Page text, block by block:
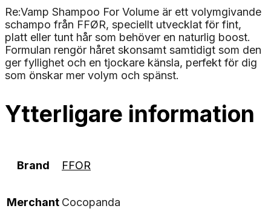
Re:Vamp Shampoo For Volume är ett volymgivande
schampo från FFØR, speciellt utvecklat för fint,
platt eller tunt hår som behöver en naturlig boost.
Formulan rengör håret skonsamt samtidigt som den
ger fyllighet och en tjockare känsla, perfekt för dig
som önskar mer volym och spänst.
Ytterligare information
Brand FFOR
Merchant Cocopanda